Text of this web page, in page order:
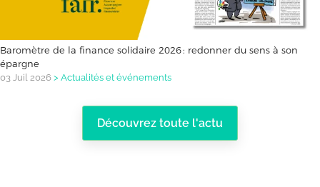
Baromètre de la finance solidaire 2026 : redonner du sens à son
épargne
03 Juil 2026 > Actualités et événements
Découvrez toute l'actu